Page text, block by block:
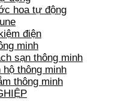
hoa tự động
điện
minh
sạn thông minh
hộ thông minh
thông minh